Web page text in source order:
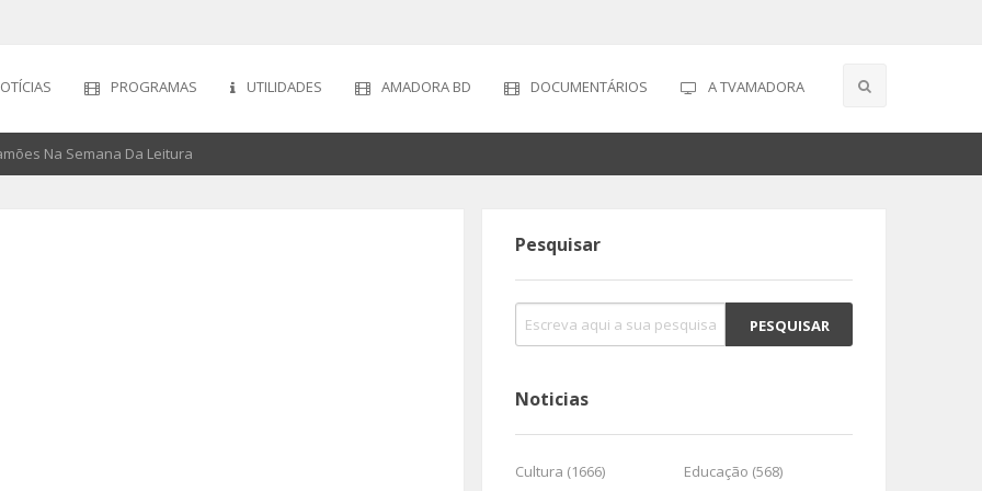
PROGRAMAS UTILIDADES AMADORA BD DOCUMENTÁRIOS A TVAMADORA
Na Semana Da Leitura
Pesquisar
Noticias
Cultura (1666)
Educação (568)